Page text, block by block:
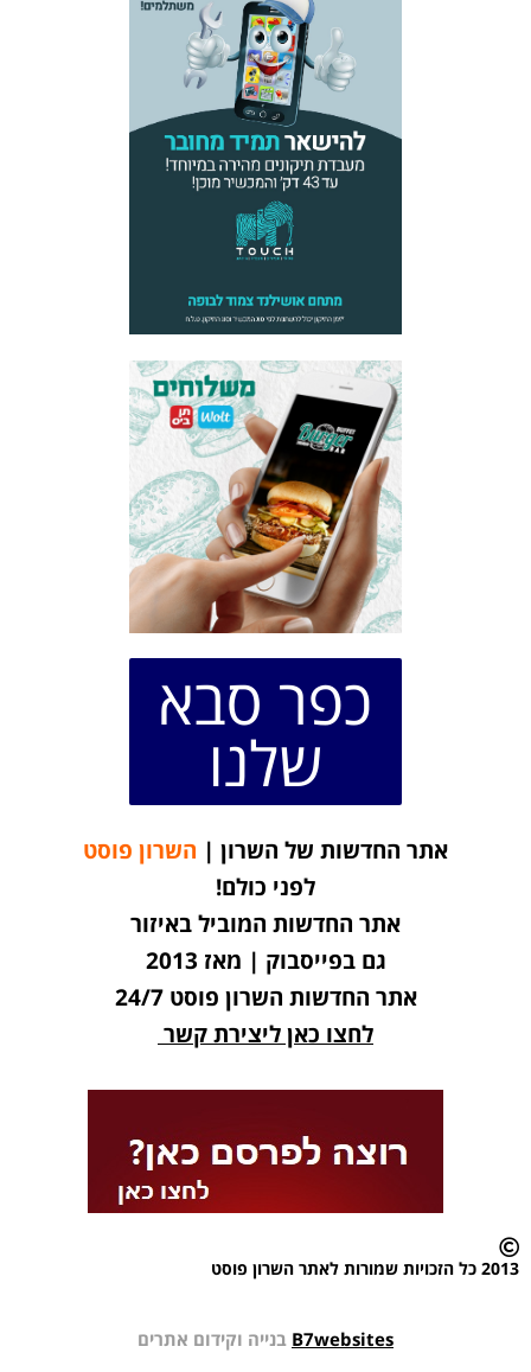
כפר סבא
שלנו
אתר החדשות של השרון | השרון פוסט
לפני כולם!
אתר החדשות המוביל באיזור
גם בפייסבוק | מאז 2013
אתר החדשות השרון פוסט 24/7
לחצו כאן ליצירת קשר
2013 כל הזכויות שמורות לאתר השרון פוסט
B7websites